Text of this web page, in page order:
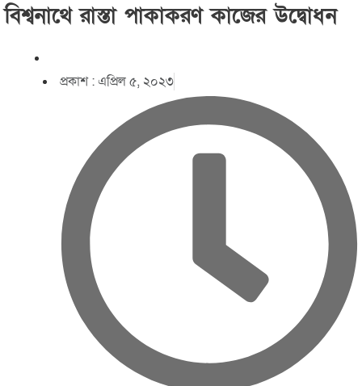
বিশ্বনাথে রাস্তা পাকাকরণ কাজের উদ্বোধন
প্রকাশ :এপ্রিল ৫, ২০২৩